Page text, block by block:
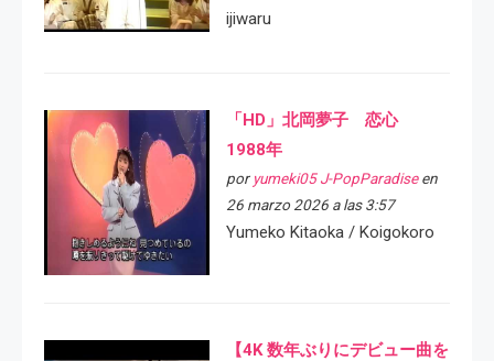
ijiwaru
「HD」北岡夢子 恋心
1988年
por yumeki05 J-PopParadiseen
26 marzo 2026 a las 3:57
Yumeko Kitaoka / Koigokoro
【4K 数年ぶりにデビュー曲を